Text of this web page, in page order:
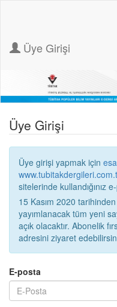
Üye Girişi
Üye Girişi
Üye girişi yapmak için
sitelerinde kullandığınız
15 Kasım 2020
yayımlanacak tüm yeni
açık olacaktır.
adresini ziyaret
E-posta